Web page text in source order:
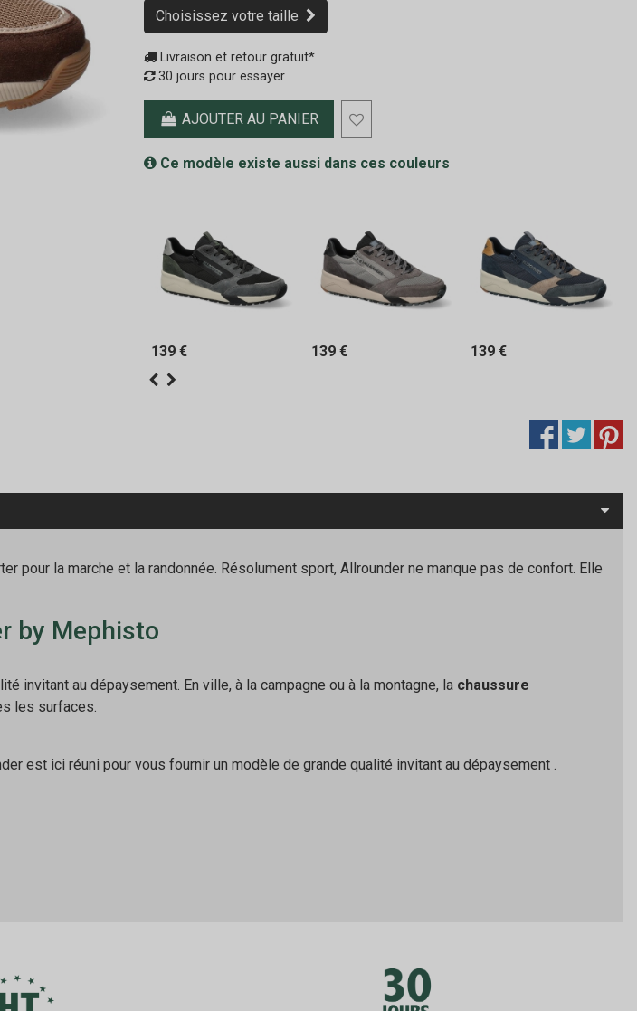
Choisissez votre taille
Livraison et retour gratuit*
30 jours pour essayer
AJOUTER AU PANIER
Ce modèle existe aussi dans ces couleurs
139 € 139 € 139 €
pour la marche et la randonnée. Résolument sport, Allrounder ne manque pas de confort. Elle
by Mephisto
invitant au dépaysement. En ville, à la campagne ou à la montagne, la chaussure
les surfaces.
est ici réuni pour vous fournir un modèle de grande qualité invitant au dépaysement .